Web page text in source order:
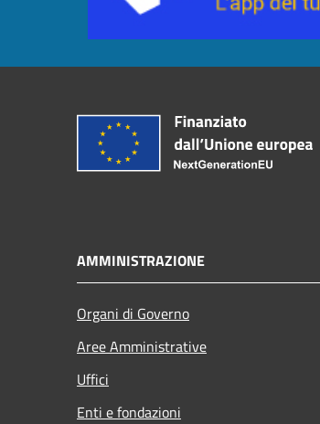
AMMINISTRAZIONE
Organi di Governo
Aree Amministrative
Uffici
Enti e fondazioni